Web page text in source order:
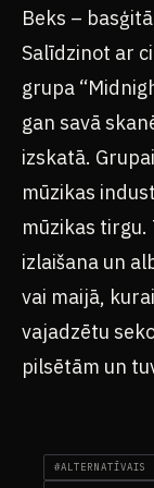
Beks –
Salīdzinot ar
grupa
gan savā
izskatā.
mūzikas
mūzikas
izlaišana un
vai maijā,
vajadzētu
pilsētām un
#ALTERNATĪVAIS